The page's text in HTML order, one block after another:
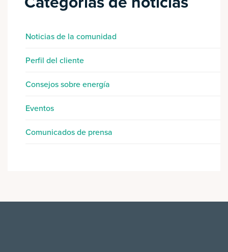
Noticias de la comunidad
Perfil del cliente
Consejos sobre energía
Eventos
Comunicados de prensa